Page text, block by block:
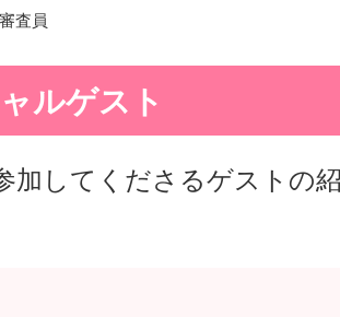
査員
ルゲスト
加してくださるゲストの